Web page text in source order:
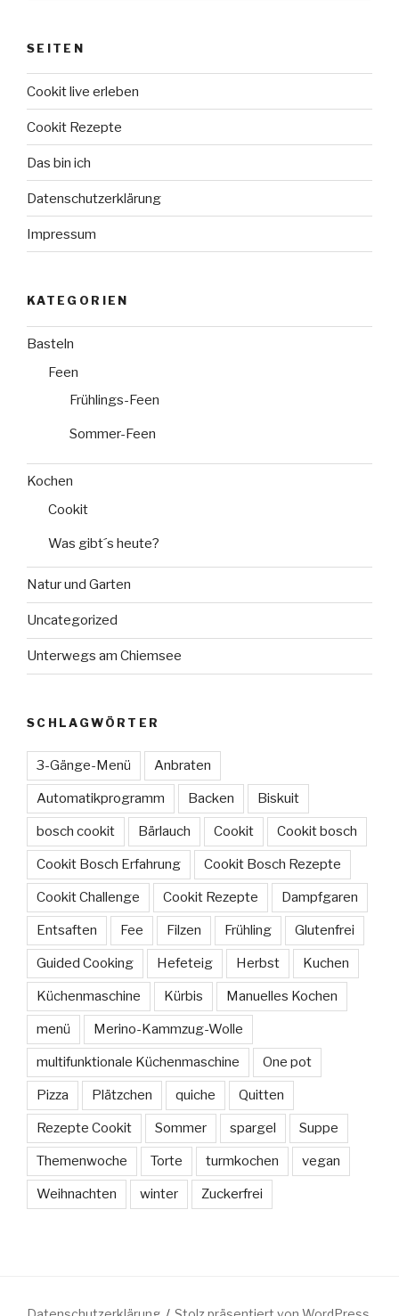
SEITEN
Cookit live erleben
Cookit Rezepte
Das bin ich
Datenschutzerklärung
Impressum
KATEGORIEN
Basteln
Feen
Frühlings-Feen
Sommer-Feen
Kochen
Cookit
Was gibt´s heute?
Natur und Garten
Uncategorized
Unterwegs am Chiemsee
SCHLAGWÖRTER
3-Gänge-Menü Anbraten
Automatikprogramm Backen Biskuit
bosch cookit Bärlauch Cookit Cookit bosch
Cookit Bosch Erfahrung Cookit Bosch Rezepte
Cookit Challenge Cookit Rezepte Dampfgaren
Entsaften Fee Filzen Frühling Glutenfrei
Guided Cooking Hefeteig Herbst Kuchen
Küchenmaschine Kürbis Manuelles Kochen
menü Merino-Kammzug-Wolle
multifunktionale Küchenmaschine One pot
Pizza Plätzchen quiche Quitten
Rezepte Cookit Sommer spargel Suppe
Themenwoche Torte turmkochen vegan
Weihnachten winter Zuckerfrei